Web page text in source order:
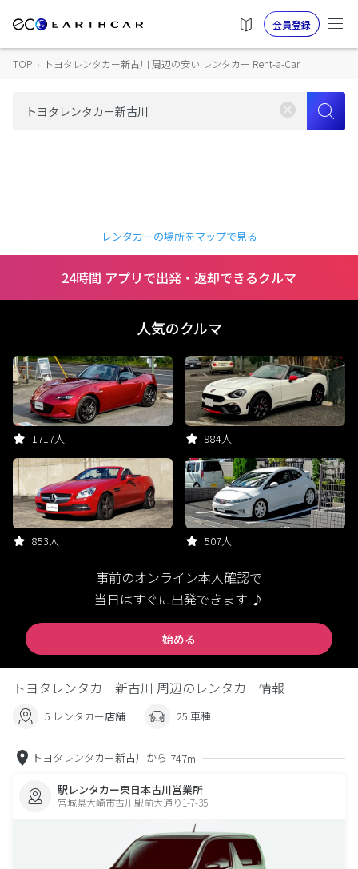
会員登録
TOP › トヨタレンタカー新古川 周辺の安い レンタカー Rent-a-Car
レンタカーの場所をマップで見る
24時間 アプリで出発・返却できるクルマ
人気のクルマ
1717人 984人
853人 507人
事前のオンライン本人確認で
当日はすぐに出発できます ♪
始める
トヨタレンタカー新古川 周辺のレンタカー情報
5 レンタカー店舗 25 車種
トヨタレンタカー新古川から 747m
駅レンタカー東日本古川営業所
宮城県大崎市古川駅前大通り1-7-35